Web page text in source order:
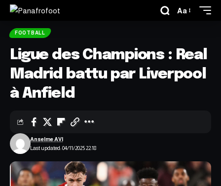
Aa
FOOTBALL
Ligue des Champions : Real
Madrid battu par Liverpool
à Anfield
Last updated: 04/11/2025 22:18
Anselme AVI